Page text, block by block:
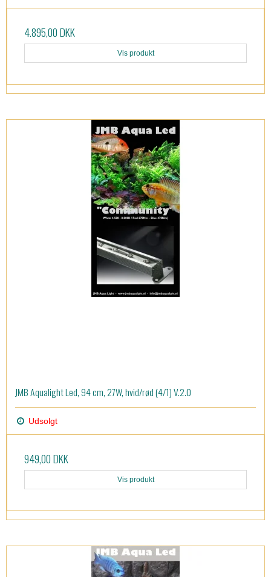
4.895,00 DKK
Vis produkt
JMB Aqualight Led, 94 cm, 27W, hvid/rød (4/1) V.2.0
Udsolgt
949,00 DKK
Vis produkt